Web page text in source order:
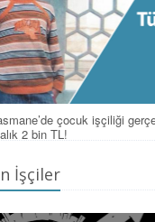
çocuk işçiliği
2 bin TL!
İşçiler